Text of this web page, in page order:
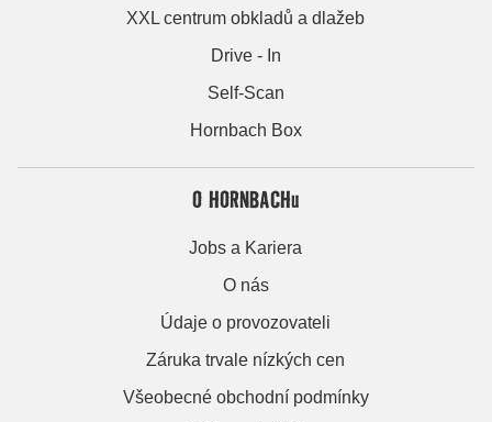
XXL centrum obkladů a dlažeb
Drive - In
Self-Scan
Hornbach Box
O HORNBACHu
Jobs a Kariera
O nás
Údaje o provozovateli
Záruka trvale nízkých cen
Všeobecné obchodní podmínky